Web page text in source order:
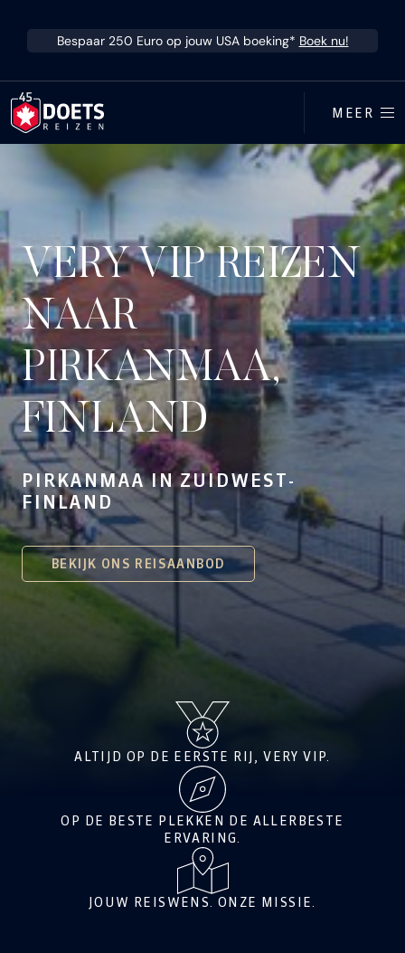
Bespaar 250 Euro op jouw USA boeking* Boek nu!
MEER
VERY VIP REIZEN
NAAR
PIRKANMAA,
FINLAND
PIRKANMAA IN ZUIDWEST-
FINLAND
BEKIJK ONS REISAANBOD
ALTIJD OP DE EERSTE RIJ, VERY VIP.
OP DE BESTE PLEKKEN DE ALLERBESTE
ERVARING.
JOUW REISWENS. ONZE MISSIE.